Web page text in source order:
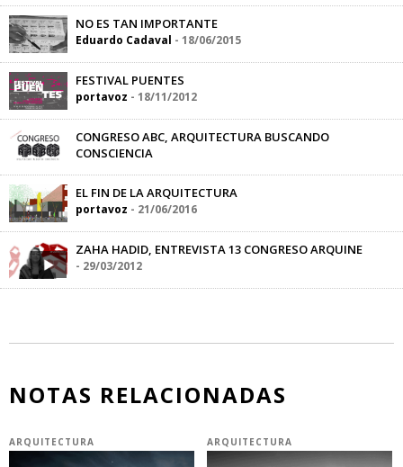
NO ES TAN IMPORTANTE
Eduardo Cadaval - 18/06/2015
FESTIVAL PUENTES
portavoz - 18/11/2012
CONGRESO ABC, ARQUITECTURA BUSCANDO
CONSCIENCIA
EL FIN DE LA ARQUITECTURA
portavoz - 21/06/2016
ZAHA HADID, ENTREVISTA 13 CONGRESO ARQUINE
- 29/03/2012
NOTAS RELACIONADAS
ARQUITECTURA ARQUITECTURA